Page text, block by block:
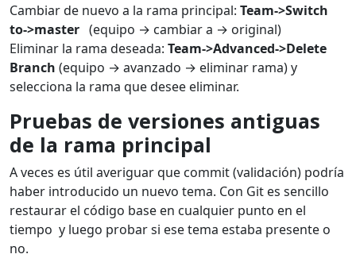
Cambiar de nuevo a la rama principal: Team->Switch
to->master (equipo → cambiar a → original)
Eliminar la rama deseada: Team->Advanced->Delete
Branch (equipo → avanzado → eliminar rama) y
selecciona la rama que desee eliminar.
Pruebas de versiones antiguas
de la rama principal
A veces es útil averiguar que commit (validación) podría
haber introducido un nuevo tema. Con Git es sencillo
restaurar el código base en cualquier punto en el
tiempo y luego probar si ese tema estaba presente o
no.